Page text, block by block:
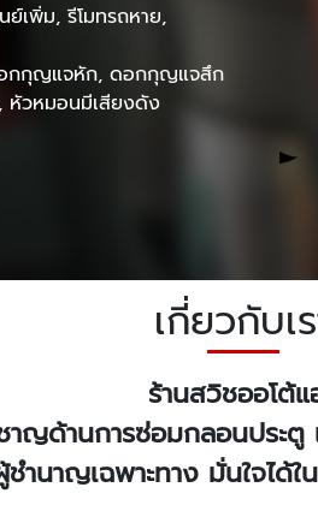
เพิ่ม, รีโมทรถหาย,
อกกุญแจหัก, ดอกกุญแจสึก
หัวหมอนมีเสียงดัง
เกี่ยวกับเ
ร้านสวิชออโต้แ
าญด้านการซ่อมกลอนประตู
ำนาญเฉพาะทาง มั่นใจได้